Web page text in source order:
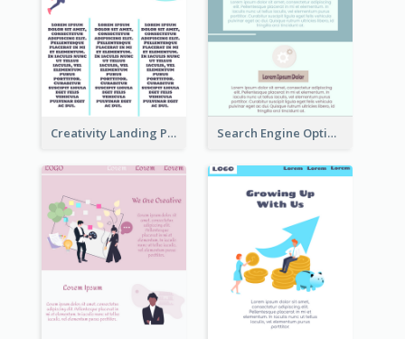
Creativity Landing Page Search Engine Optimization Blue Landing Page